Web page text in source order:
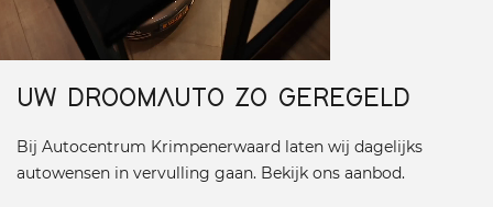
Contact
UW DROOMAUTO ZO GEREGELD
Bij Autocentrum Krimpenerwaard laten wij dagelijks
autowensen in vervulling gaan. Bekijk ons aanbod.